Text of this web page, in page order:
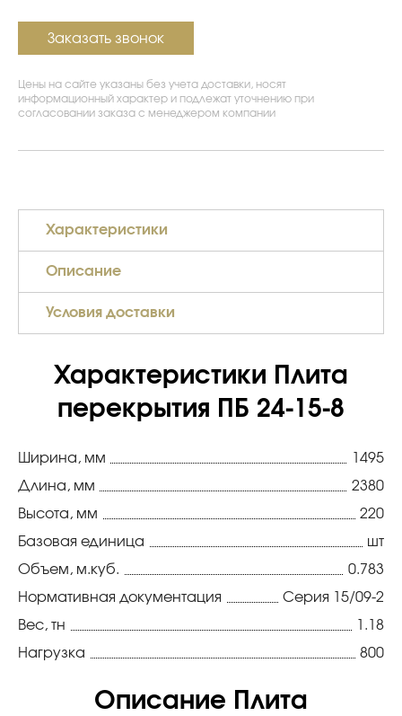
Заказать звонок
Цены на сайте указаны без учета доставки, носят
информационный характер и подлежат уточнению при
согласовании заказа с менеджером компании
Характеристики
Описание
Условия доставки
Характеристики Плита
перекрытия ПБ 24-15-8
Ширина, мм
1495
Длина, мм
2380
Высота, мм
220
Базовая единица
шт
Объем, м.куб.
0.783
Нормативная документация
Серия 15/09-2
Вес, тн
1.18
Нагрузка
800
Описание Плита